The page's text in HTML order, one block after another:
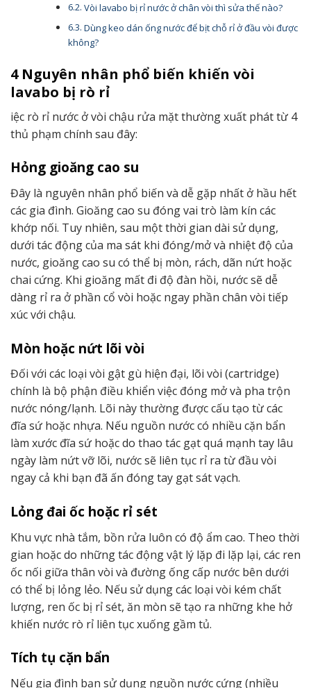
Vòi lavabo bị rỉ nước ở chân vòi thì sửa thế nào?
Dùng keo dán ống nước để bịt chỗ rỉ ở đầu vòi được
không?
4 Nguyên nhân phổ biến khiến vòi
lavabo bị rò rỉ
iệc rò rỉ nước ở vòi chậu rửa mặt thường xuất phát từ 4
thủ phạm chính sau đây:
Hỏng gioăng cao su
Đây là nguyên nhân phổ biến và dễ gặp nhất ở hầu hết
các gia đình. Gioăng cao su đóng vai trò làm kín các
khớp nối. Tuy nhiên, sau một thời gian dài sử dụng,
dưới tác động của ma sát khi đóng/mở và nhiệt độ của
nước, gioăng cao su có thể bị mòn, rách, dãn nứt hoặc
chai cứng. Khi gioăng mất đi độ đàn hồi, nước sẽ dễ
dàng rỉ ra ở phần cổ vòi hoặc ngay phần chân vòi tiếp
xúc với chậu.
Mòn hoặc nứt lõi vòi
Đối với các loại vòi gật gù hiện đại, lõi vòi (cartridge)
chính là bộ phận điều khiển việc đóng mở và pha trộn
nước nóng/lạnh. Lõi này thường được cấu tạo từ các
đĩa sứ hoặc nhựa. Nếu nguồn nước có nhiều cặn bẩn
làm xước đĩa sứ hoặc do thao tác gạt quá mạnh tay lâu
ngày làm nứt vỡ lõi, nước sẽ liên tục rỉ ra từ đầu vòi
ngay cả khi bạn đã ấn đóng tay gạt sát vạch.
Lỏng đai ốc hoặc rỉ sét
Khu vực nhà tắm, bồn rửa luôn có độ ẩm cao. Theo thời
gian hoặc do những tác động vật lý lặp đi lặp lại, các ren
ốc nối giữa thân vòi và đường ống cấp nước bên dưới
có thể bị lỏng lẻo. Nếu sử dụng các loại vòi kém chất
lượng, ren ốc bị rỉ sét, ăn mòn sẽ tạo ra những khe hở
khiến nước rò rỉ liên tục xuống gầm tủ.
Tích tụ cặn bẩn
Nếu gia đình bạn sử dụng nguồn nước cứng (nhiều